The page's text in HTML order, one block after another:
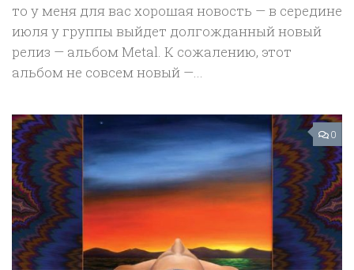
то у меня для вас хорошая новость — в середине
июля у группы выйдет долгожданный новый
релиз — альбом Metal. К сожалению, этот
альбом не совсем новый —...
0